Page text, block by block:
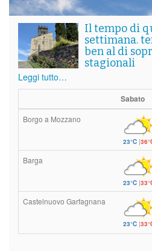
Il tempo di
settimana.
ben al di
stagionali
Leggi tutto…
Sabato
Borgo a Mozzano
23°C|
Barga
23°C|
Castelnuovo Garfagnana
23°C|